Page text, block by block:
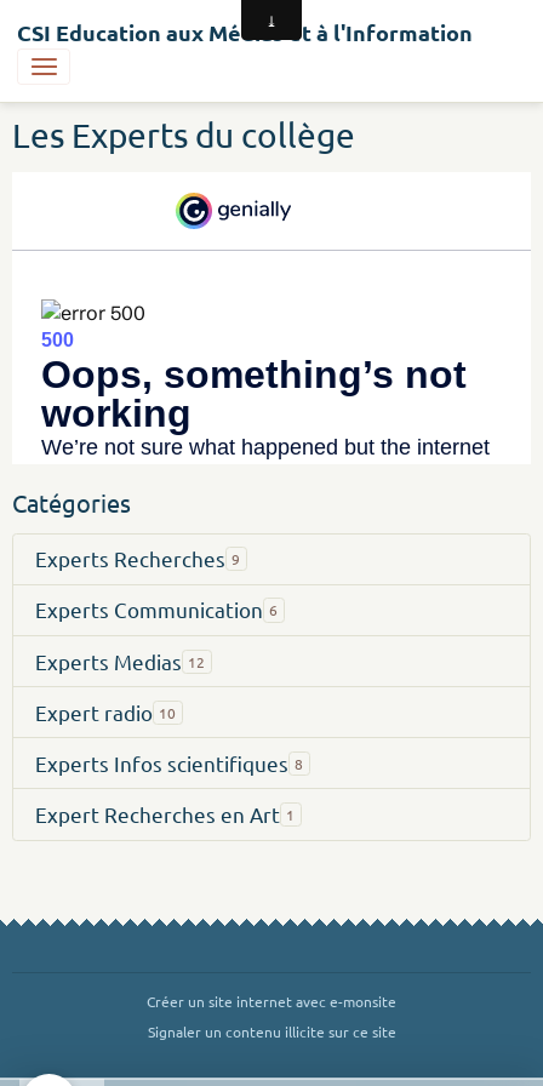
CSI Education aux Médias et à l'Information
Les Experts du collège
Catégories
Experts Recherches 9
Experts Communication 6
Experts Medias 12
Expert radio 10
Experts Infos scientifiques 8
Expert Recherches en Art 1
Créer un site internet avec e-monsite
Signaler un contenu illicite sur ce site